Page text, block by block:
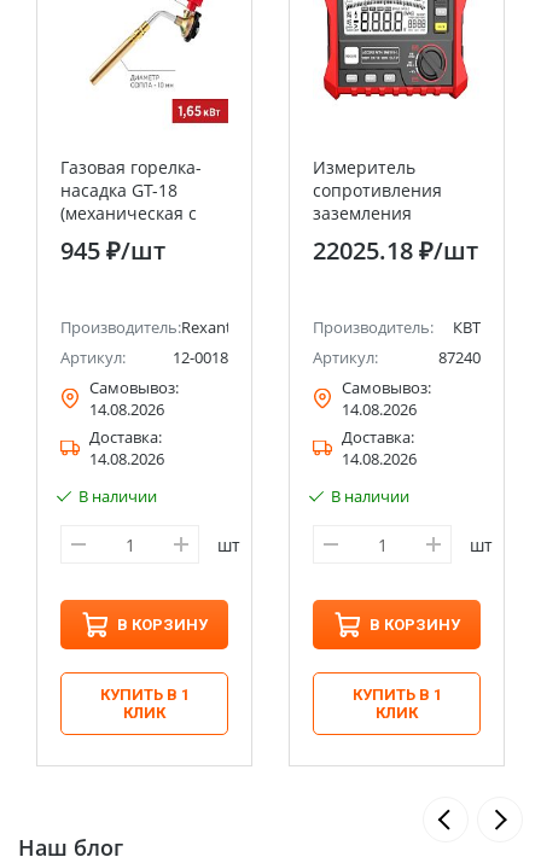
Газовая горелка-
насадка GT-18
(механическая с
регулятором)
паяльного типа
945 ₽/шт
Производитель:Rexant
Артикул:
12-0018
Самовывоз:
14.08.2026
Доставка:
14.08.2026
В наличии
шт
В КОРЗИНУ
КУПИТЬ В 1
КЛИК
Измеритель
сопротивления
заземления
цифровой KT 2302
серия PROLINE КВТ
22025.18 ₽/шт
Производитель:
КВТ
Артикул:
87240
Самовывоз:
14.08.2026
Доставка:
14.08.2026
В наличии
шт
В КОРЗИНУ
КУПИТЬ В 1
КЛИК
Наш блог